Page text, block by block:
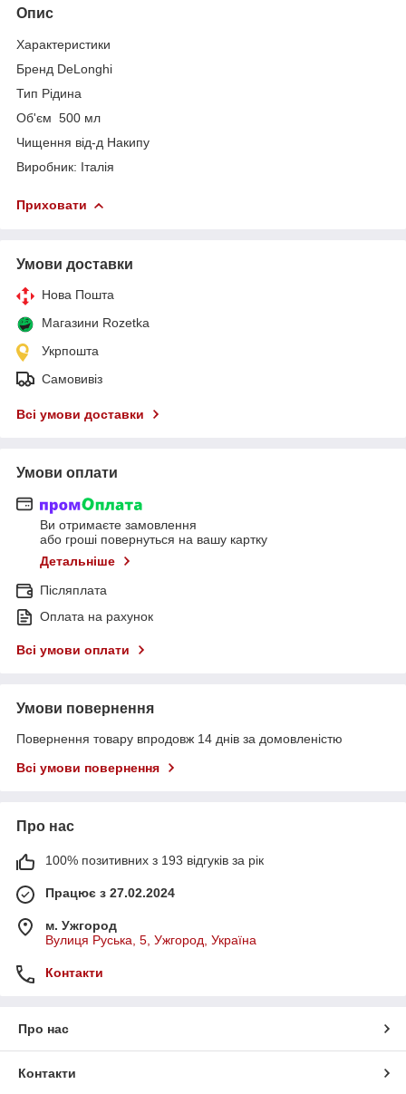
Опис
Характеристики
Бренд DeLonghi
Тип Рідина
Об'єм 500 мл
Чищення від-д Накипу
Виробник: Італія
Приховати
Умови доставки
Нова Пошта
Магазини Rozetka
Укрпошта
Самовивіз
Всі умови доставки
Умови оплати
Ви отримаєте замовлення
або гроші повернуться на вашу картку
Детальніше
Післяплата
Оплата на рахунок
Всі умови оплати
Умови повернення
Повернення товару впродовж 14 днів за домовленістю
Всі умови повернення
Про нас
100% позитивних з 193 відгуків за рік
Працює з 27.02.2024
м. Ужгород
Вулиця Руська, 5, Ужгород, Україна
Контакти
Про нас
Контакти